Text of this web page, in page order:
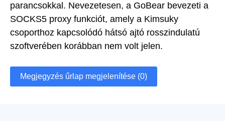
parancsokkal. Nevezetesen, a GoBear bevezeti a
SOCKS5 proxy funkciót, amely a Kimsuky
csoporthoz kapcsolódó hátsó ajtó rosszindulatú
szoftverében korábban nem volt jelen.
Megjegyzés űrlap megjelenítése (0)